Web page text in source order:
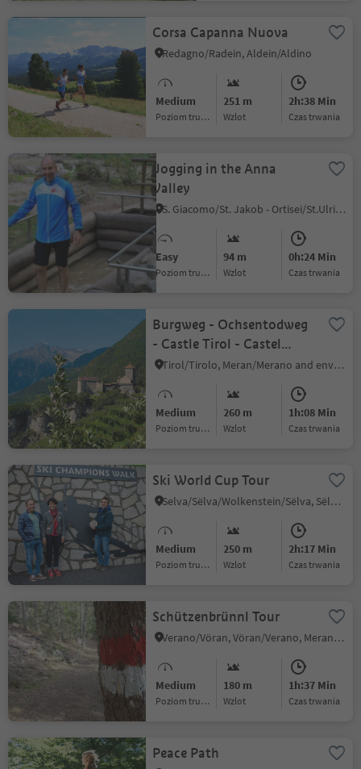
Corsa Capanna Nuova
Redagno/Radein, Aldein/Aldino
Medium
Poziom trudności
251 m
Wzlot
2h:38 Min
czas trwania
Jogging in the Anna
Valley
S. Giacomo/St. Jakob - Ortisei/St.Ulrich, Urtijëi/Ortisei, Dolomites Region Val Gardena
Easy
Poziom trudności
94 m
Wzlot
0h:24 Min
czas trwania
Burgweg - Ochsentodweg
- Castle Tirol - Castel
Brunnenburg - Algund-
Tirol/Tirolo, Meran/Merano and environs
Medium
Poziom trudności
260 m
Wzlot
1h:08 Min
czas trwania
Ski World Cup Tour
Selva/Sëlva/Wolkenstein/Sëlva, Sëlva/Selva di Val Gardena, Dolomites Region Val Gardena
Medium
Poziom trudności
250 m
Wzlot
2h:17 Min
czas trwania
Schützenbrünnl Tour
Verano/Vöran, Vöran/Verano, Meran/Merano and environs
Medium
Poziom trudności
180 m
Wzlot
1h:37 Min
czas trwania
Peace Path